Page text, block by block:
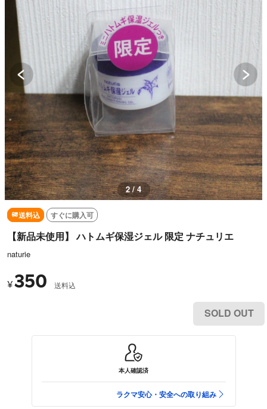
3 / 4
送料込 すぐに購入可
【新品未使用】 ハトムギ保湿ジェル 限定 ナチュリエ
naturie
¥350 送料込
SOLD OUT
本人確認済
ラクマ安心・安全への取り組み